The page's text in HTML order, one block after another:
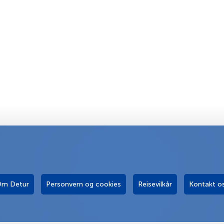
Detur Personvern og cookies Reisevilkår Kontakt